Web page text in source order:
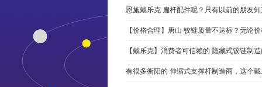
恩施戴乐克 扁杆配件呢？只有以前的朋友
【价格合理】唐山 铰链质量不达标？无论
【戴乐克】消费者可信赖的 隐藏式铰链制
有很多衡阳的 伸缩式支撑杆制造商，这个